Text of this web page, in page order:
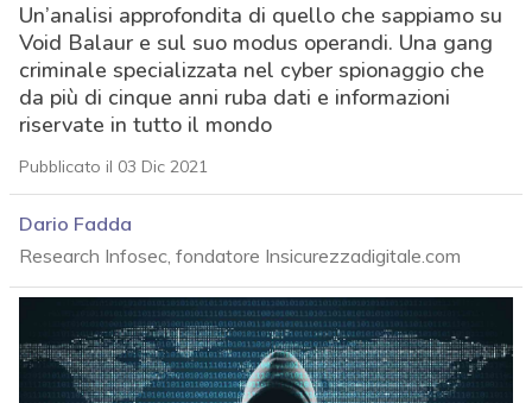
Un’analisi approfondita di quello che sappiamo su
Void Balaur e sul suo modus operandi. Una gang
criminale specializzata nel cyber spionaggio che
da più di cinque anni ruba dati e informazioni
riservate in tutto il mondo
Pubblicato il 03 Dic 2021
Dario Fadda
Research Infosec, fondatore Insicurezzadigitale.com